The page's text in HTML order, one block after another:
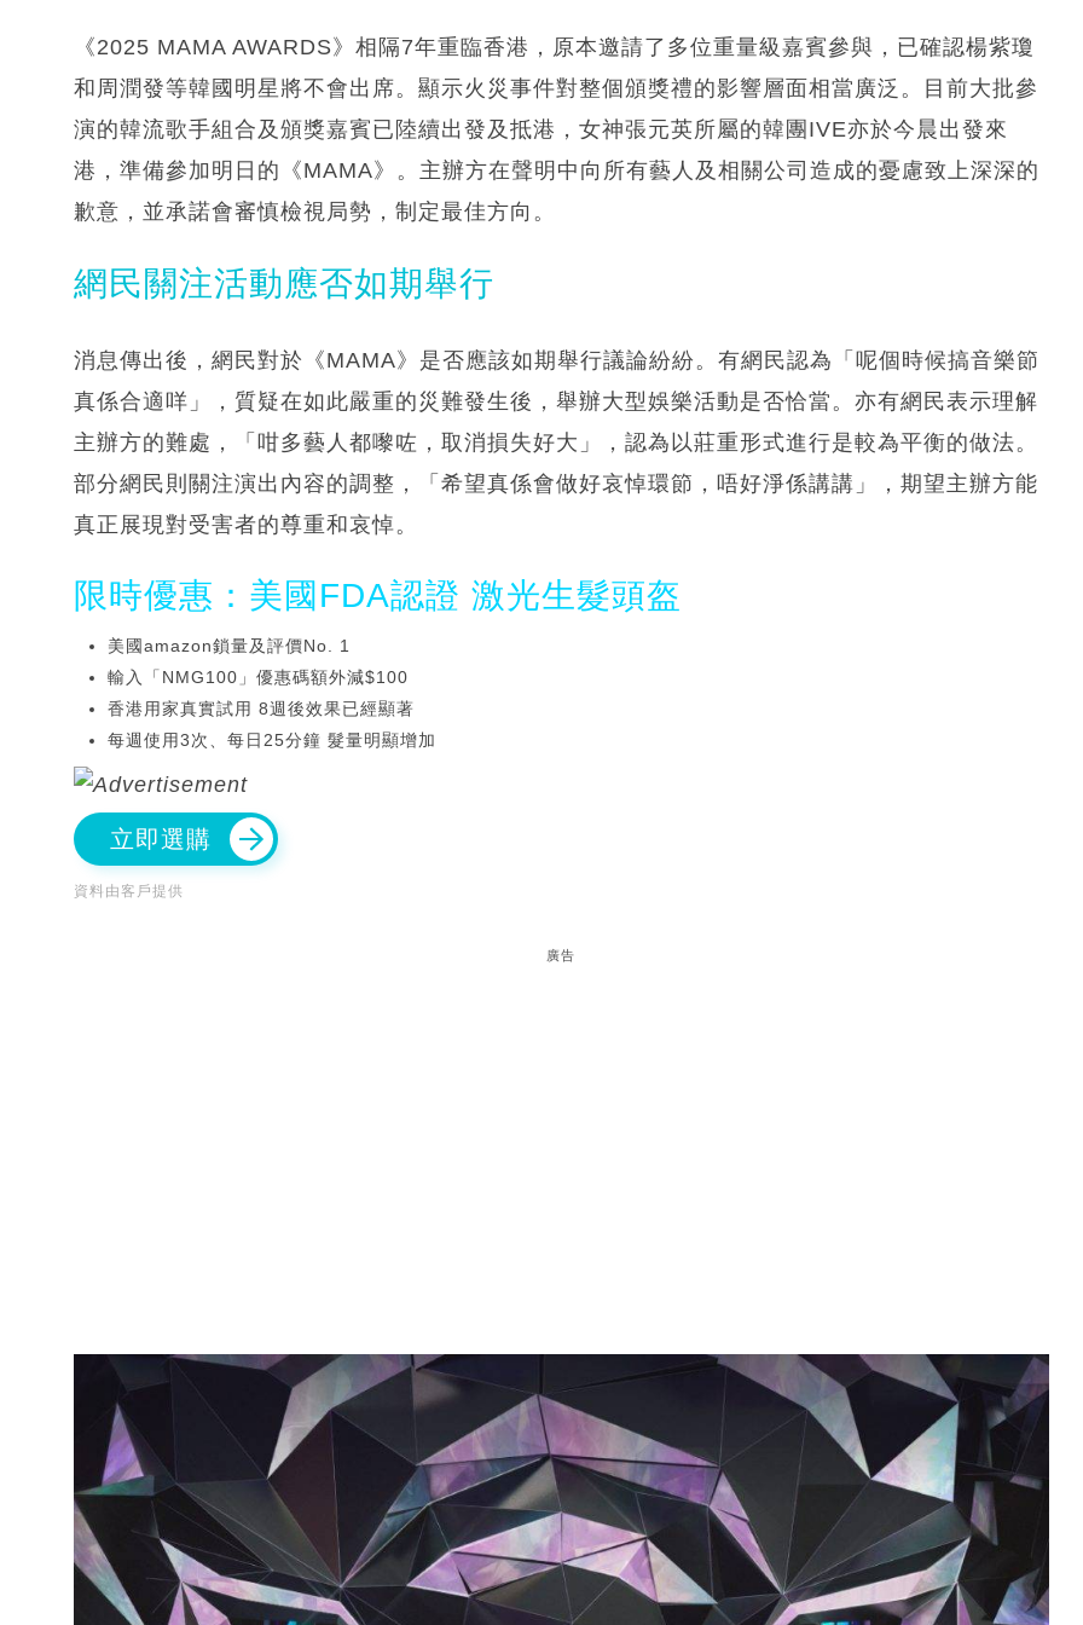
《2025 MAMA AWARDS》相隔7年重臨香港，原本邀請了多位重量級嘉賓參與，已確認楊紫瓊
和周潤發等韓國明星將不會出席。顯示火災事件對整個頒獎禮的影響層面相當廣泛。目前大批參
演的韓流歌手組合及頒獎嘉賓已陸續出發及抵港，女神張元英所屬的韓團IVE亦於今晨出發來
港，準備參加明日的《MAMA》。主辦方在聲明中向所有藝人及相關公司造成的憂慮致上深深的
歉意，並承諾會審慎檢視局勢，制定最佳方向。
網民關注活動應否如期舉行
消息傳出後，網民對於《MAMA》是否應該如期舉行議論紛紛。有網民認為「呢個時候搞音樂節
真係合適咩」，質疑在如此嚴重的災難發生後，舉辦大型娛樂活動是否恰當。亦有網民表示理解
主辦方的難處，「咁多藝人都嚟咗，取消損失好大」，認為以莊重形式進行是較為平衡的做法。
部分網民則關注演出內容的調整，「希望真係會做好哀悼環節，唔好淨係講講」，期望主辦方能
真正展現對受害者的尊重和哀悼。
限時優惠：美國FDA認證 激光生髮頭盔
美國amazon鎖量及評價No. 1
輸入「NMG100」優惠碼額外減$100
香港用家真實試用 8週後效果已經顯著
每週使用3次、每日25分鐘 髮量明顯增加
立即選購
資料由客戶提供
廣告